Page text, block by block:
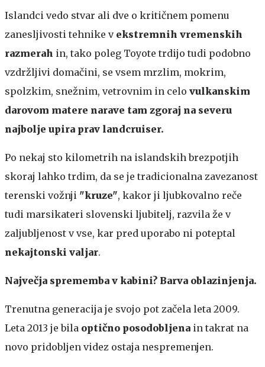
Islandci vedo stvar ali dve o kritičnem pomenu
zanesljivosti tehnike v ekstremnih vremenskih
razmerah in, tako poleg Toyote trdijo tudi podobno
vzdržljivi domačini, se vsem mrzlim, mokrim,
spolzkim, snežnim, vetrovnim in celo vulkanskim
darovom matere narave tam zgoraj na severu
najbolje upira prav landcruiser.
Po nekaj sto kilometrih na islandskih brezpotjih
skoraj lahko trdim, da se je tradicionalna zavezanost
terenski vožnji "kruze", kakor ji ljubkovalno reče
tudi marsikateri slovenski ljubitelj, razvila že v
zaljubljenost v vse, kar pred uporabo ni poteptal
nekajtonski valjar.
Največja sprememba v kabini? Barva oblazinjenja.
Trenutna generacija je svojo pot začela leta 2009.
Leta 2013 je bila optično posodobljena in takrat na
novo pridobljen videz ostaja nespremenjen.